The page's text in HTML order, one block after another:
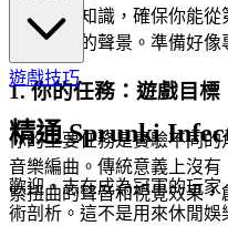
戲的基本知識，確保你能
毛骨悚然的聲景。準備好
1. 你的任務：遊戲目標
你的主要任務是實驗不同
音樂編曲。傳統意義上沒
索扭曲的聲音和視覺效果
遊戲技巧
精通 Sprunki
歡迎，志在成為冠軍的玩家
術剖析。這不是用來休閒